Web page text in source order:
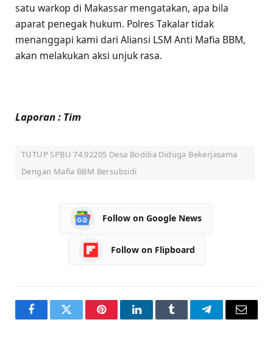
satu warkop di Makassar mengatakan, apa bila
aparat penegak hukum. Polres Takalar tidak
menanggapi kami dari Aliansi LSM Anti Mafia BBM,
akan melakukan aksi unjuk rasa.
Laporan : Tim
TUTUP SPBU 74.92205 Desa Boddia Diduga Bekerjasama
Dengan Mafia BBM Bersubsidi
Follow on Google News
Follow on Flipboard
FacebookTwitter PinterestLinkedInTumblr TelegramEmail